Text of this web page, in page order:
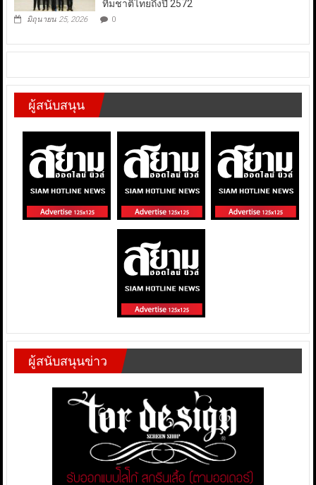
ทีมชาติไทยถึงปี 2572
มิถุนายน 25, 2026 0
ผู้สนับสนุน
ผู้สนับสนุนข่าว